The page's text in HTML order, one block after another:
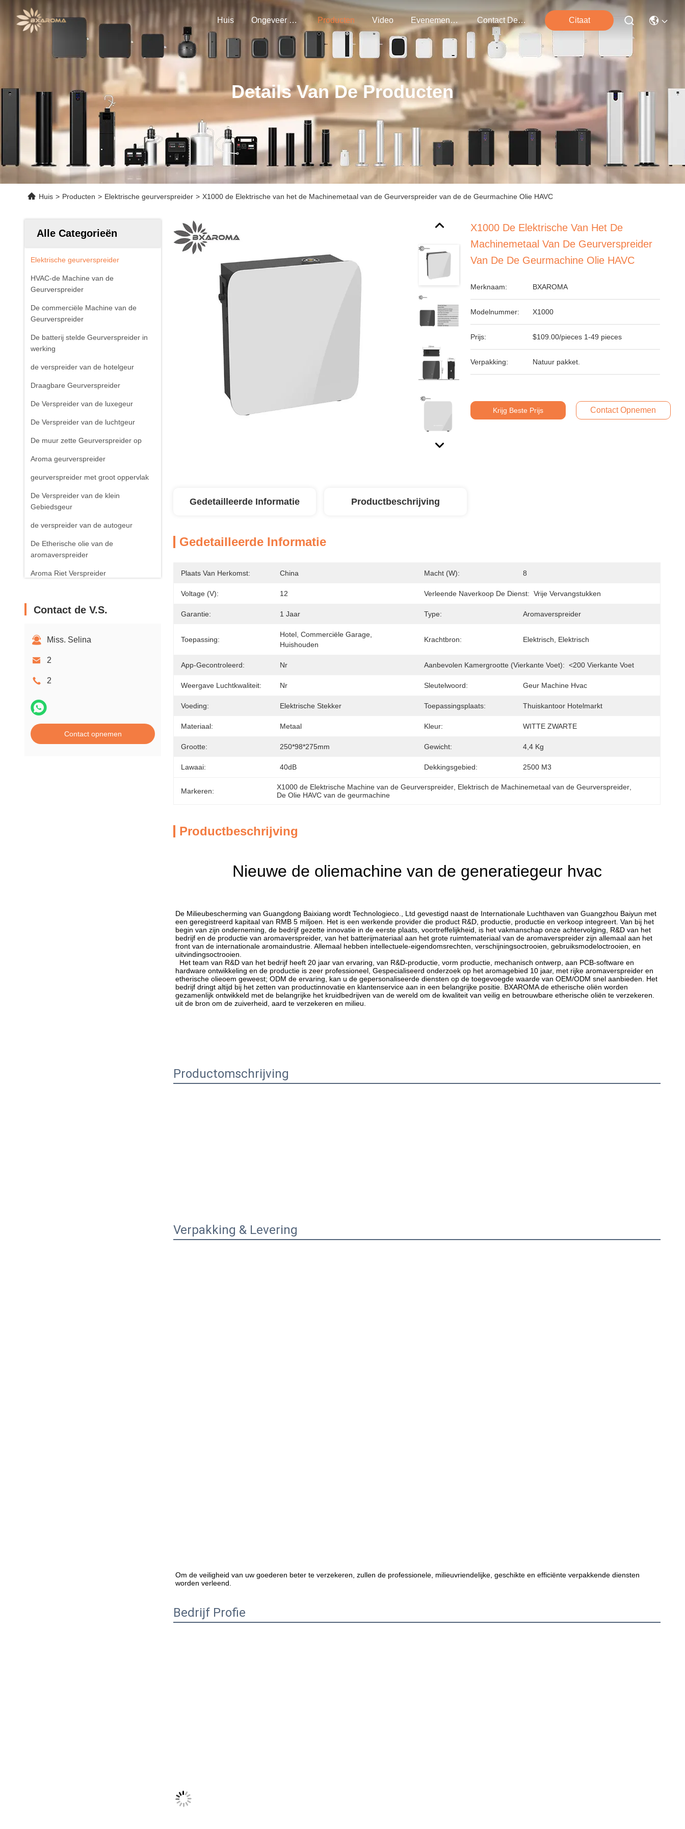
Huis Ongeveer Ons Producten Video Evenementen Contact De V.s. Citaat
Details Van De Producten
Huis > Producten > Elektrische geurverspreider > X1000 de Elektrische van het de Machinemetaal van de Geurverspreider van de de Geurmachine Olie HAVC
Alle Categorieën
Elektrische geurverspreider
HVAC-de Machine van de
Geurverspreider
De commerciële Machine van de
Geurverspreider
De batterij stelde Geurverspreider in
werking
de verspreider van de hotelgeur
Draagbare Geurverspreider
De Verspreider van de luxegeur
De Verspreider van de luchtgeur
De muur zette Geurverspreider op
Aroma geurverspreider
geurverspreider met groot oppervlak
De Verspreider van de klein
Gebiedsgeur
de verspreider van de autogeur
De Etherische olie van de
aromaverspreider
Aroma Riet Verspreider
Contact de V.S.
Miss. Selina
2
2
Contact opnemen
X1000 De Elektrische Van Het De
Machinemetaal Van De Geurverspreider
Van De De Geurmachine Olie HAVC
Merknaam: BXAROMA
Modelnummer: X1000
Prijs: $109.00/pieces 1-49 pieces
Verpakking: Natuur pakket.
Krijg Beste Prijs Contact Opnemen
Gedetailleerde Informatie Productbeschrijving
Gedetailleerde Informatie
Plaats Van Herkomst: China Macht (w): 8
Voltage (v): 12 Verleende Naverkoop De Dienst: Vrije Vervangstukken
Garantie: 1 Jaar Type: Aromaverspreider
Toepassing:
Hotel, Commerciële Garage,
Huishouden
Krachtbron: Elektrisch, Elektrisch
App-Gecontroleerd: Nr Aanbevolen Kamergrootte (vierkante Voet): <200 Vierkante Voet
Weergave Luchtkwaliteit: Nr Sleutelwoord: Geur Machine Hvac
Voeding: Elektrische Stekker Toepassingsplaats: Thuiskantoor Hotelmarkt
Materiaal: Metaal Kleur: WITTE ZWARTE
Grootte: 250*98*275mm Gewicht: 4,4 Kg
Lawaai: 40dB Dekkingsgebied: 2500 M3
Markeren: X1000 de Elektrische Machine van de Geurverspreider Elektrisch de Machinemetaal van de Geurverspreider
De Olie HAVC van de geurmachine
Productbeschrijving
Nieuwe de oliemachine van de generatiegeur hvac
De Milieubescherming van Guangdong Baixiang wordt Technologieco., Ltd gevestigd naast de Internationale Luchthaven van Guangzhou Baiyun met
een geregistreerd kapitaal van RMB 5 miljoen. Het is een werkende provider die product R&D, productie, productie en verkoop integreert. Van bij het
begin van zijn onderneming, de bedrijf gezette innovatie in de eerste plaats, voortreffelijkheid, is het vakmanschap onze achtervolging, R&D van het
bedrijf en de productie van aromaverspreider, van het batterijmateriaal aan het grote ruimtemateriaal van de aromaverspreider zijn allemaal aan het
front van de internationale aromaindustrie. Allemaal hebben intellectuele-eigendomsrechten, verschijningsoctrooien, gebruiksmodeloctrooien, en
uitvindingsoctrooien.
hardware ontwikkeling en de productie is zeer professioneel, Gespecialiseerd onderzoek op het aromagebied 10 jaar, met rijke aromaverspreider en
etherische olieoem geweest; ODM de ervaring, kan u de gepersonaliseerde diensten op de toegevoegde waarde van OEM/ODM snel aanbieden. Het
bedrijf dringt altijd bij het zetten van productinnovatie en klantenservice aan in een belangrijke positie. BXAROMA de etherische oliën worden
gezamenlijk ontwikkeld met de belangrijke het kruidbedrijven van de wereld om de kwaliteit van veilig en betrouwbare etherische oliën te verzekeren.
uit de bron om de zuiverheid, aard te verzekeren en milieu.
Productomschrijving